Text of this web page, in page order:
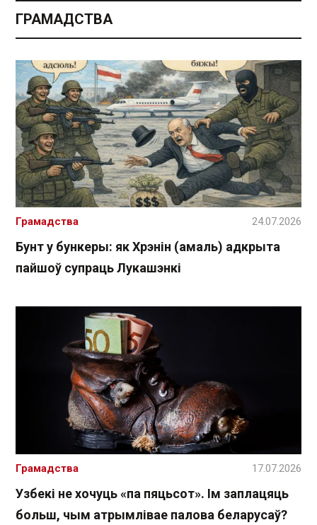
ГРАМАДСТВА
Бунт у бункеры: як Хрэнін (амаль) адкрыта
пайшоў супраць Лукашэнкі
Грамадства 24.07.2026
Узбекі не хочуць «па пяцьсот». Ім заплацяць
больш, чым атрымлівае палова беларусаў?
Грамадства 17.07.2026